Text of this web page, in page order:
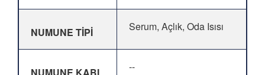
NUMUNE TİPİ Serum, Açlık, Oda Isısı
--